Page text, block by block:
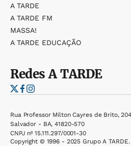
A TARDE
A TARDE FM
MASSA!
A TARDE EDUCAÇÃO
RedesA TARDE
Rua Professor Milton Cayres de Brito,
Salvador - BA, 41820-570
CNPJ nº 15.111.297/0001-30
Copyright © 1996 - 2025 Grupo A